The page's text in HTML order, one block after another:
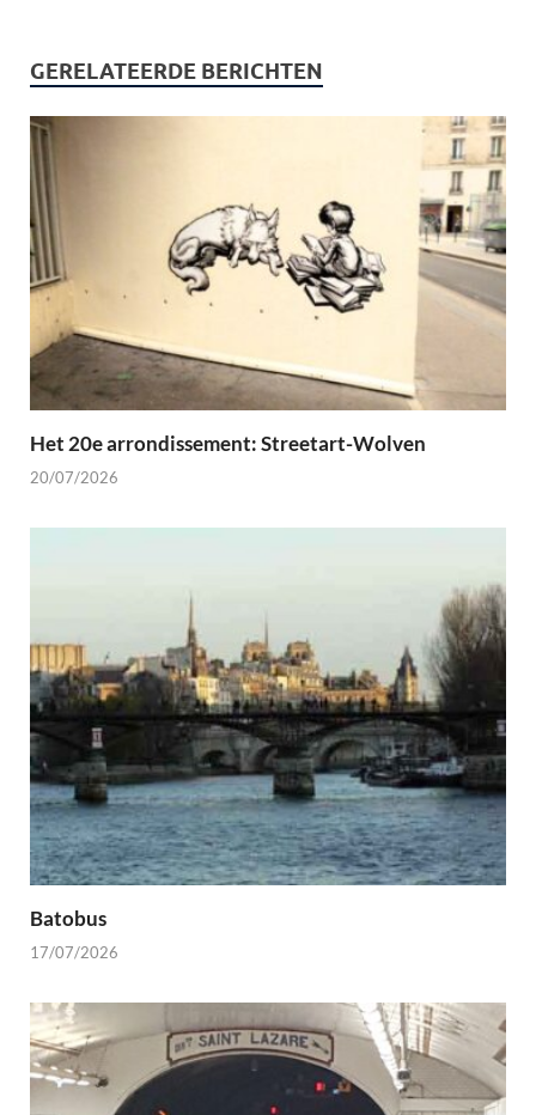
GERELATEERDE BERICHTEN
Het 20e arrondissement: Streetart-Wolven
20/07/2026
Batobus
17/07/2026